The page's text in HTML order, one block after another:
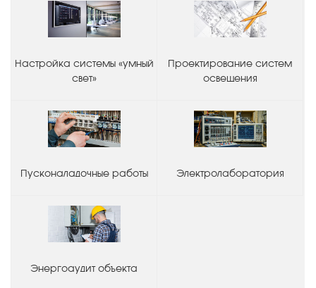
Настройка системы «умный
свет»
Проектирование систем
освещения
Пусконаладочные работы Электролаборатория
Энергоаудит объекта